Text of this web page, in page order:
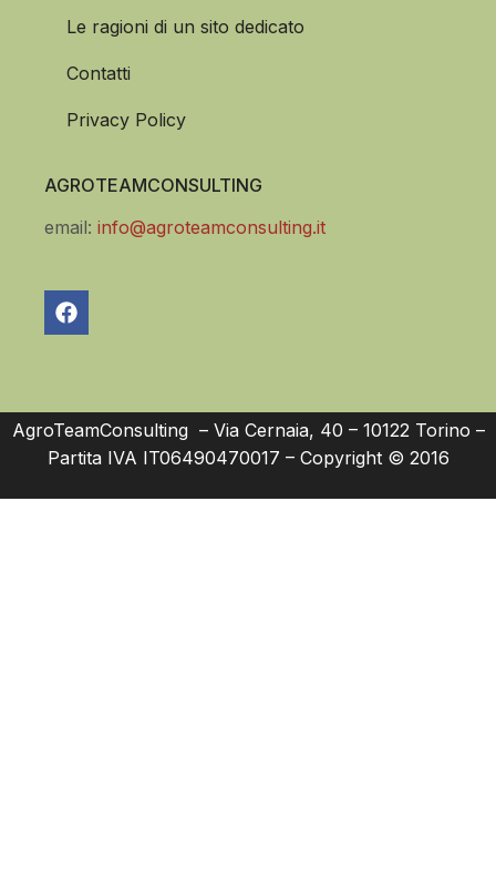
Le ragioni di un sito dedicato
Contatti
Privacy Policy
AGROTEAMCONSULTING
email: info@agroteamconsulting.it
AgroTeamConsulting – Via Cernaia, 40 – 10122 Torino –
Partita IVA IT06490470017 – Copyright © 2016